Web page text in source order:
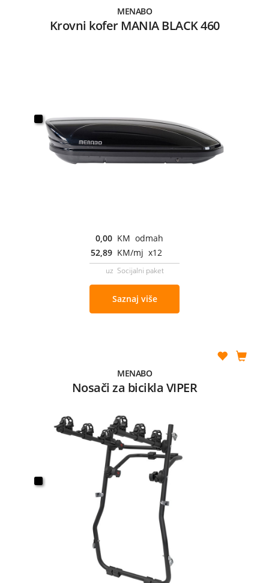
MENABO
Krovni kofer MANIA BLACK 460
0,00 KM odmah
52,89 KM/mj x12
uz Socijalni paket
Saznaj više
MENABO
Nosači za bicikla VIPER